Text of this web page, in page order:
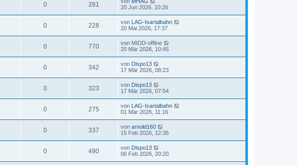
0 281
20 Jun 2026, 10:26
0 228 von LAG-Isartalbahn
20 Mai 2026, 17:37
0 770 von MIDD-offline
20 Mär 2026, 10:45
0 342 von Dispo13
17 Mär 2026, 08:23
0 323 von Dispo13
17 Mär 2026, 07:54
0 275 von LAG-Isartalbahn
01 Mär 2026, 11:16
0 337 von arnold160
15 Feb 2026, 12:35
0 490 von Dispo13
06 Feb 2026, 20:20